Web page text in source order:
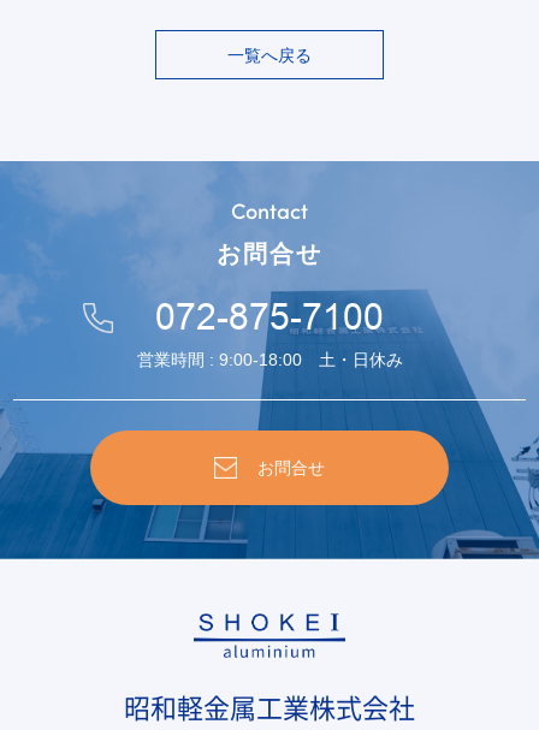
一覧へ戻る
Contact
お問合せ
072-875-7100
営業時間 : 9:00-18:00 土・日休み
お問合せ
昭和軽金属工業株式会社